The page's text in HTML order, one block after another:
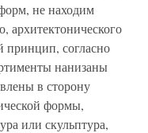
не находим
архитектонического
принцип, согласно
нанизаны
в сторону
формы,
или скульптура,